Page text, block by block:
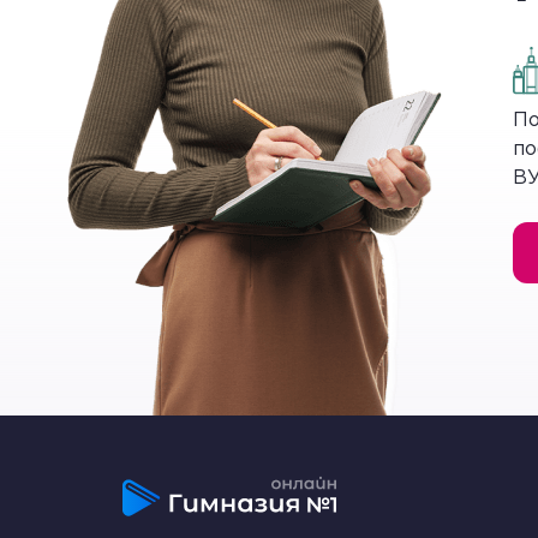
Сканирующий
Для получения объемных изображений
вперед и назад по поверхности
Перед проведением исследования
Изучать живые клетки таким методом
применяют замедленную киносъемку
Когда нужно проконтролировать